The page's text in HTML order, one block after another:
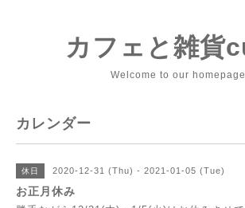
カフェと雑貨
Welcome to our homepage
カレンダー
休日 2020-12-31 (Thu) - 2021-01-05 (Tue)
お正月休み